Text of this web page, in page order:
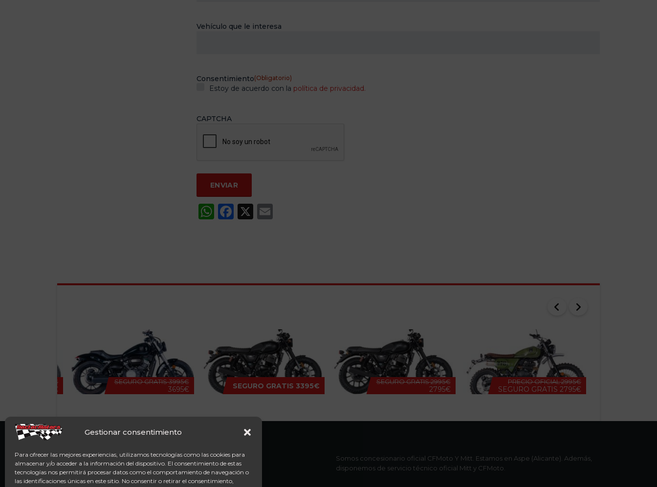
Gestionar consentimiento
Para ofrecer las mejores experiencias, utilizamos tecnologías como las cookies para
almacenar y/o acceder a la información del dispositivo. El consentimiento de estas
tecnologías nos permitirá procesar datos como el comportamiento de navegación o
las identificaciones únicas en este sitio. No consentir o retirar el consentimiento,
Vehículo que le interesa
Consentimiento(Obligatorio)
Estoy de acuerdo con la política de privacidad.
CAPTCHA
WhatsApp
Facebook
X
8495€
8195€
SEGURO GRATIS3995€
3695€
SEGURO GRATIS 3395€ SEGURO GRATIS2995€
2795€
PRECIO OFICIAL2995€
SEGURO GRATIS 2795€
Somos concesionario oficial CFMoto Y Mitt. Estamos en Aspe (Alicante). Además,
disponemos de servicio técnico oficial Mitt y CFMoto.